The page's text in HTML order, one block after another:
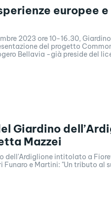
europee
2023 ore 10-16.30, Giardino
del progetto
Bellavia -già preside del
Giardino
Mazzei
dell'Ardiglione intitolato a
e Martini: "Un tributo al